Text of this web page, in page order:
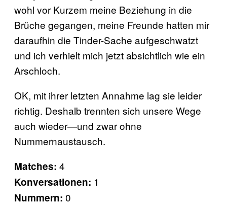
wohl vor Kurzem meine Beziehung in die
Brüche gegangen, meine Freunde hatten mir
daraufhin die Tinder-Sache aufgeschwatzt
und ich verhielt mich jetzt absichtlich wie ein
Arschloch.
OK, mit ihrer letzten Annahme lag sie leider
richtig. Deshalb trennten sich unsere Wege
auch wieder—und zwar ohne
Nummernaustausch.
Matches: 4
Konversationen: 1
Nummern: 0